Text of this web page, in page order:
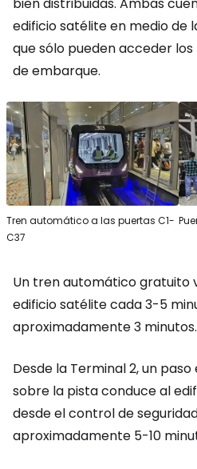
edificio satélite en medio de
que sólo pueden acceder
de embarque.
Tren automático a las puertas C1-
C37
Un tren automático gratuito
edificio satélite cada 3-5
aproximadamente 3 minutos.
Desde la Terminal 2, un
sobre la pista conduce al
desde el control de
aproximadamente 5-10